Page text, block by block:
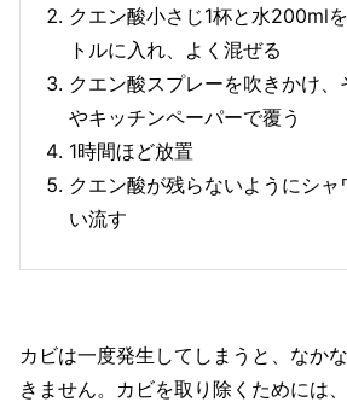
クエン酸小さじ1杯と水200ml
トルに入れ、よく混ぜる
クエン酸スプレーを吹きかけ
やキッチンペーパーで覆う
1時間ほど放置
クエン酸が残らないようにシ
い流す
カビは一度発生してしまうと、なか
きません。カビを取り除くためには